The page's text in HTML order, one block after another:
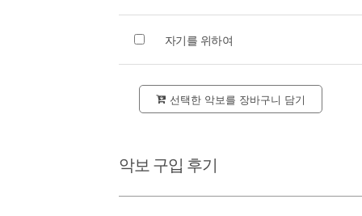
자기를 위하여
선택한 악보를 장바구니 담기
악보 구입 후기